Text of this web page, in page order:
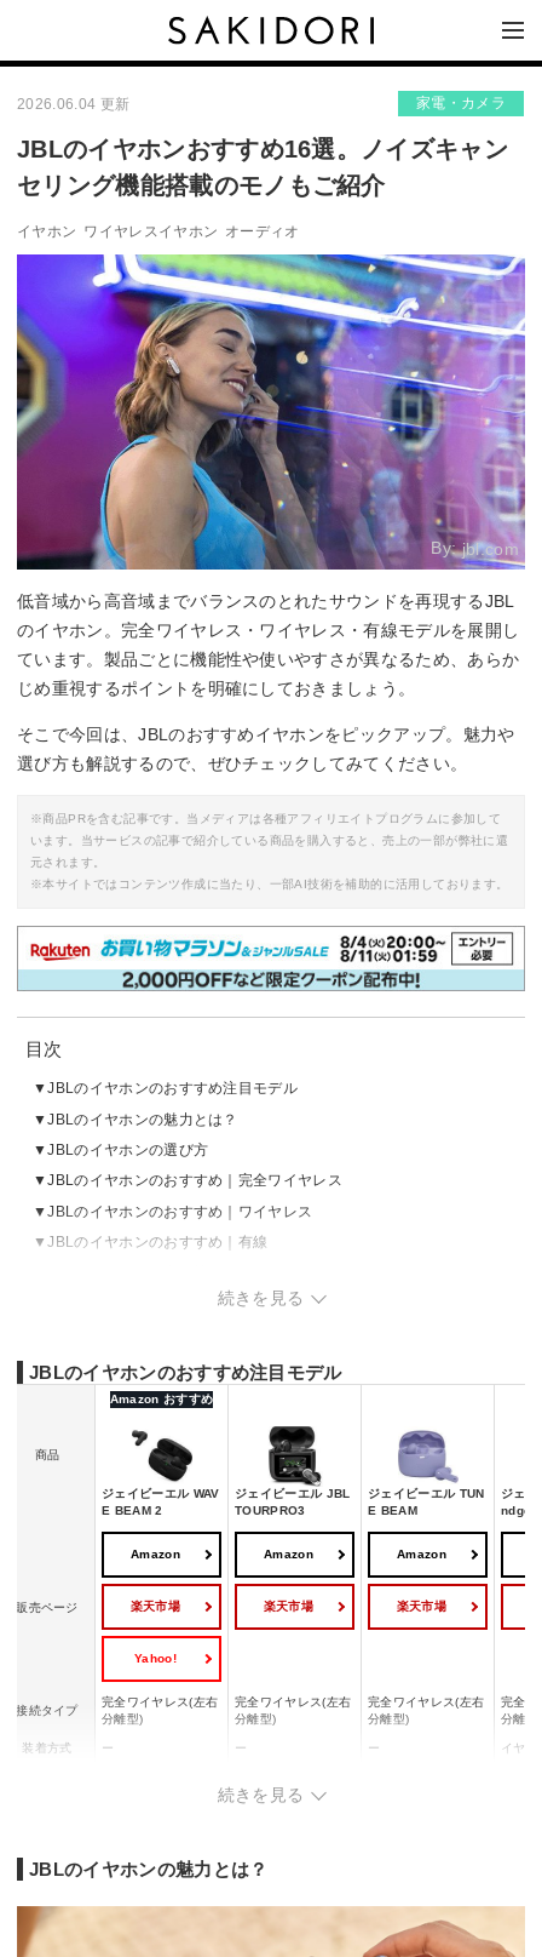
2026.06.04 更新 家電・カメラ
JBLのイヤホンおすすめ16選。ノイズキャン
セリング機能搭載のモノもご紹介
イヤホン ワイヤレスイヤホン オーディオ
By:jbl.com
低音域から高音域までバランスのとれたサウンドを再現するJBL
のイヤホン。完全ワイヤレス・ワイヤレス・有線モデルを展開し
ています。製品ごとに機能性や使いやすさが異なるため、あらか
じめ重視するポイントを明確にしておきましょう。
そこで今回は、JBLのおすすめイヤホンをピックアップ。魅力や
選び方も解説するので、ぜひチェックしてみてください。
※商品PRを含む記事です。当メディアは各種アフィリエイトプログラムに参加して
います。当サービスの記事で紹介している商品を購入すると、売上の一部が弊社に還
元されます。
※本サイトではコンテンツ作成に当たり、一部AI技術を補助的に活用しております。
目次
JBLのイヤホンのおすすめ注目モデル
JBLのイヤホンの魅力とは？
JBLのイヤホンの選び方
JBLのイヤホンのおすすめ｜完全ワイヤレス
JBLのイヤホンのおすすめ｜ワイヤレス
JBLのイヤホンのおすすめ｜有線
続きを見る
JBLのイヤホンのおすすめ注目モデル
商品
Amazon おすすめ
ジェイビーエル WAV
E BEAM 2
ジェイビーエル JBL
TOURPRO3
ジェイビーエル TUN
E BEAM
ジェ
販売ページ
Amazon
楽天市場
Yahoo!
Amazon
楽天市場
Amazon
楽天市場
接続タイプ
完全ワイヤレス(左右
分離型)
完全ワイヤレス(左右
分離型)
完全ワイヤレス(左右
分離型)
完全ワ
分離型)
装着方式 ー ー ー イヤー
連続再生時間
約11時間(ANCオフ
時)
約10時間(ANCオフ
時)
続きを見る
JBLのイヤホンの魅力とは？